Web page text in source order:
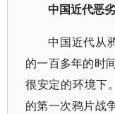
中国近代恶
中国近代从
的一百多年的时
很安定的环境下
的第一次鸦片战